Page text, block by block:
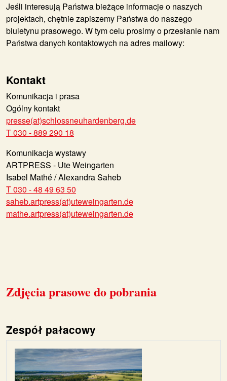
Jeśli interesują Państwa bieżące informacje o naszych
projektach, chętnie zapiszemy Państwa do naszego
biuletynu prasowego. W tym celu prosimy o przesłanie nam
Państwa danych kontaktowych na adres mailowy:
Kontakt
Komunikacja i prasa
Ogólny kontakt
presse(at)schlossneuhardenberg.de
T 030 - 889 290 18
Komunikacja wystawy
ARTPRESS - Ute Weingarten
Isabel Mathé / Alexandra Saheb
T 030 - 48 49 63 50
saheb.artpress(at)uteweingarten.de
mathe.artpress(at)uteweingarten.de
Zdjęcia prasowe do pobrania
Zespół pałacowy